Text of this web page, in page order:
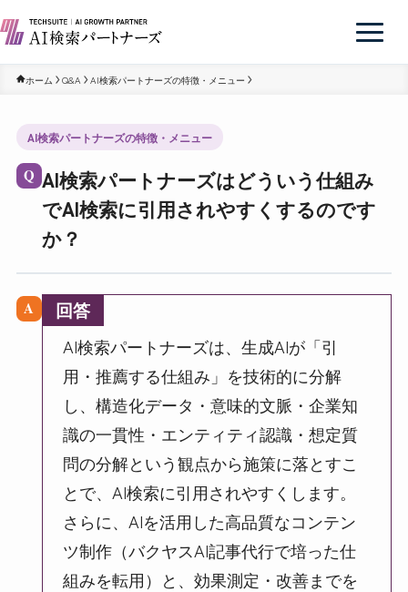
ホーム Q&A AI検索パートナーズの特徴・メニュー
AI検索パートナーズの特徴・メニュー
Q AI検索パートナーズはどういう仕組み
でAI検索に引用されやすくするのです
か？
A 回答
AI検索パートナーズは、生成AIが「引
用・推薦する仕組み」を技術的に分解
し、構造化データ・意味的文脈・企業知
識の一貫性・エンティティ認識・想定質
問の分解という観点から施策に落とすこ
とで、AI検索に引用されやすくします。
さらに、AIを活用した高品質なコンテン
ツ制作（バクヤスAI記事代行で培った仕
組みを転用）と、効果測定・改善までを